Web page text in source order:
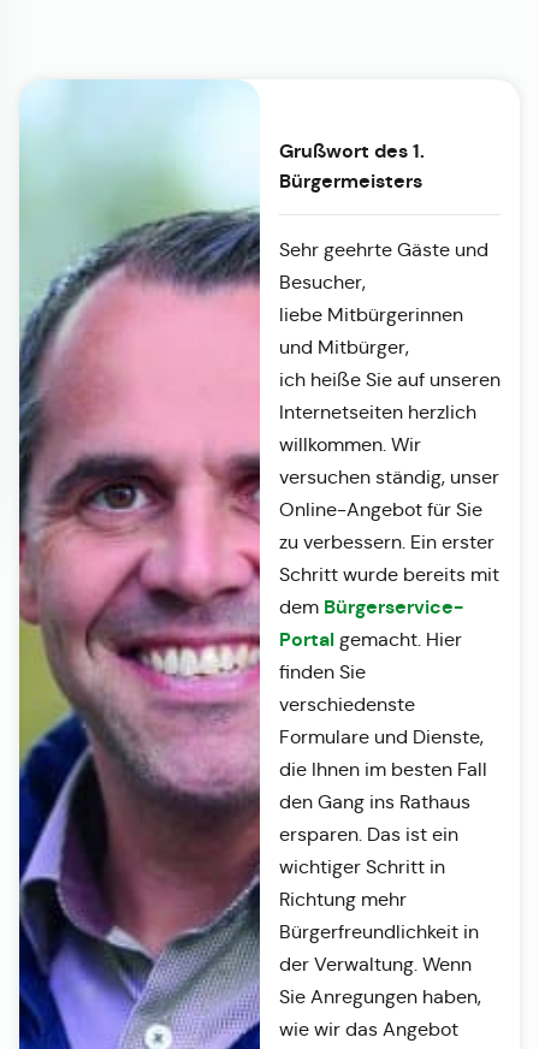
Grußwort des 1.
Bürgermeisters
Sehr geehrte Gäste und
Besucher,
liebe Mitbürgerinnen
und Mitbürger,
ich heiße Sie auf unseren
Internetseiten herzlich
willkommen. Wir
versuchen ständig, unser
Online-Angebot für Sie
zu verbessern. Ein erster
Schritt wurde bereits mit
dem Bürgerservice-
Portalgemacht. Hier
finden Sie
verschiedenste
Formulare und Dienste,
die Ihnen im besten Fall
den Gang ins Rathaus
ersparen. Das ist ein
wichtiger Schritt in
Richtung mehr
Bürgerfreundlichkeit in
der Verwaltung. Wenn
Sie Anregungen haben,
wie wir das Angebot